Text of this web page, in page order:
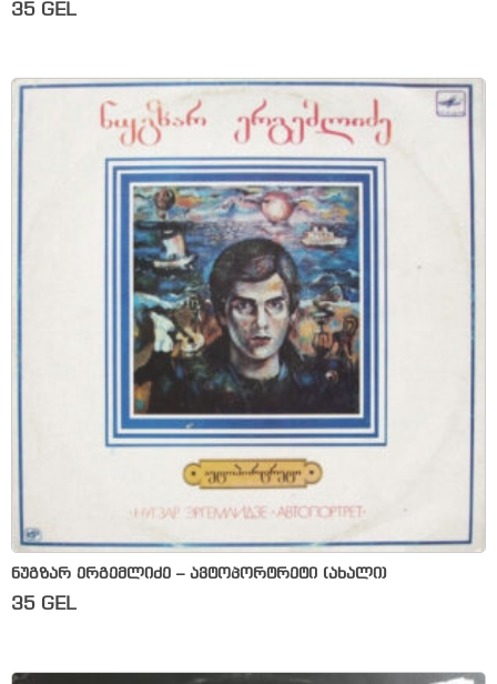
35 GEL
ნუგზარ ერგემლიძე – ავტოპორტრეტი (ახალი)
35 GEL